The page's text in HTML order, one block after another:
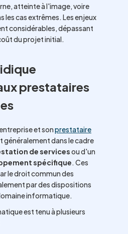
atteinte à l'image, voire
les cas extrêmes. Les enjeux
considérables, dépassant
du projet initial.
prestataires
et sonprestataire
généralement dans le cadre
de servicesou d'un
spécifique. Ces
le droit commun des
par des dispositions
informatique.
est tenu à plusieurs